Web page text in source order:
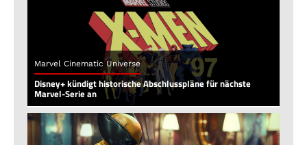
Marvel Cinematic Universe
Disney+ kündigt historische Abschlusspläne für nächste
Marvel-Serie an